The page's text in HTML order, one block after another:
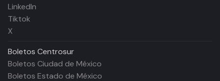
LinkedIn
Tiktok
X
Boletos Centrosur
Boletos Ciudad de México
Boletos Estado de México